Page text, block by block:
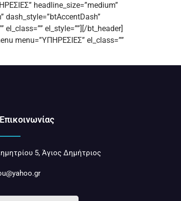
headline_size=”medium”
dash_style=”btAccentDash”
el_class=”” el_style=””][/bt_header]
menu=”ΥΠΗΡΕΣΙΕΣ” el_class=””
5, Άγιος Δημήτριος